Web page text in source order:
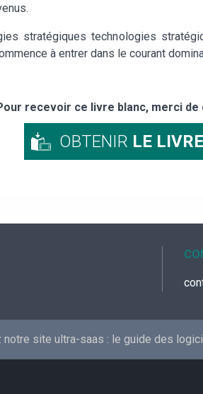
stratégiques technologies
à entrer dans le courant
recevoir ce livre blanc, merci de
OBTENIR LE
notre site ultra-saas : le guide des